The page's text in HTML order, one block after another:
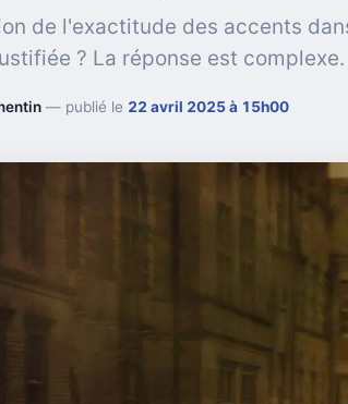
de l'exactitude des accents
? La réponse est complexe.
— publié le 22 avril 2025 à 15h00